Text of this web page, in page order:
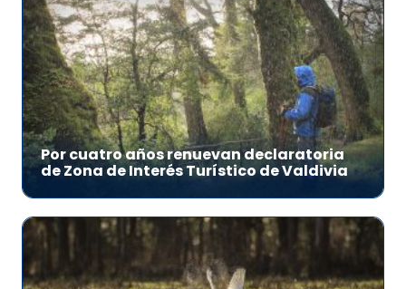
Por cuatro años renuevan declaratoria
de Zona de Interés Turístico de Valdivia